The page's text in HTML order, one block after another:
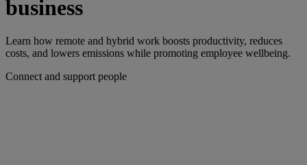
business
Learn how remote and hybrid work boosts productivity, reduces
costs, and lowers emissions while promoting employee wellbeing.
Connect and support people